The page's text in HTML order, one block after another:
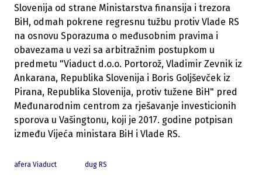
Slovenija od strane Ministarstva finansija i trezora
BiH, odmah pokrene regresnu tužbu protiv Vlade RS
na osnovu Sporazuma o međusobnim pravima i
obavezama u vezi sa arbitražnim postupkom u
predmetu "Viaduct d.o.o. Portorož, Vladimir Zevnik iz
Ankarana, Republika Slovenija i Boris Goljševček iz
Pirana, Republika Slovenija, protiv tužene BiH" pred
Međunarodnim centrom za rješavanje investicionih
sporova u Vašingtonu, koji je 2017. godine potpisan
između Vijeća ministara BiH i Vlade RS.
afera Viaduct dug RS